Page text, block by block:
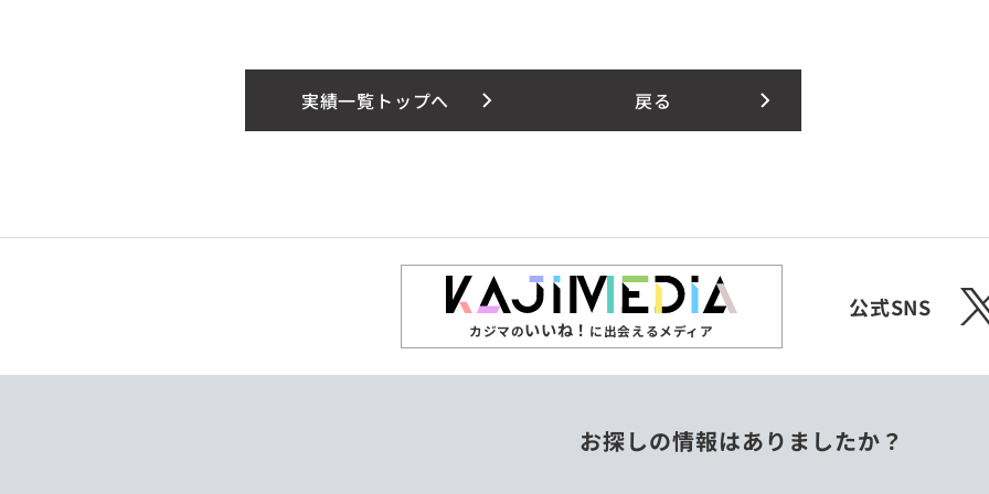
実績一覧トップへ 戻る
カジマのいいね！ に出会えるメディア
公式SNS X
お探しの情報はありましたか？